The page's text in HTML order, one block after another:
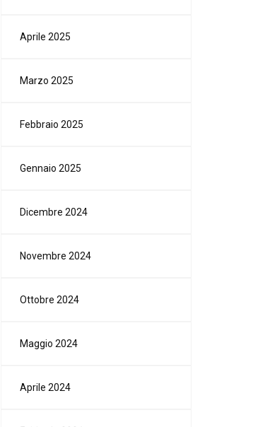
Aprile 2025
Marzo 2025
Febbraio 2025
Gennaio 2025
Dicembre 2024
Novembre 2024
Ottobre 2024
Maggio 2024
Aprile 2024